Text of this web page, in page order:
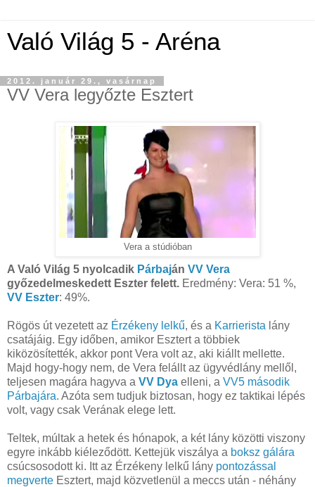
Való Világ 5 - Aréna
2012. január 29., vasárnap
VV Vera legyőzte Esztert
Vera a stúdióban
A Való Világ 5 nyolcadik Párbaján VV Vera
győzedelmeskedett Eszter felett. Eredmény: Vera: 51 %,
VV Eszter: 49%.
Rögös út vezetett az Érzékeny lelkű, és a Karrierista lány
csatájáig. Egy időben, amikor Esztert a többiek
kiközösítették, akkor pont Vera volt az, aki kiállt mellette.
Majd hogy-hogy nem, de Vera felállt az ügyvédlány mellől,
teljesen magára hagyva a VV Dya elleni, a VV5 második
Párbajára. Azóta sem tudjuk biztosan, hogy ez taktikai lépés
volt, vagy csak Verának elege lett.
Teltek, múltak a hetek és hónapok, a két lány közötti viszony
egyre inkább kiéleződött. Kettejük viszálya a boksz gálára
csúcsosodott ki. Itt az Érzékeny lelkű lány pontozással
megverte Esztert, majd közvetlenül a meccs után - néhány